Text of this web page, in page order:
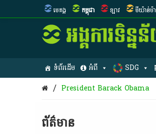
មេគង្គ កម្ពុជា ឡាវ មីយ៉ាន់ម៉ា
ទំព័រដើម អំពី SDG
/ President Barack Obama
ព័ត៌មាន​